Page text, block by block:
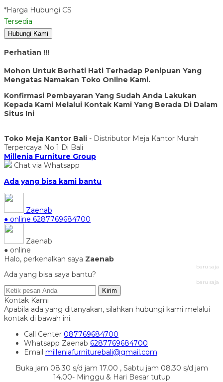
*Harga Hubungi CS
Tersedia
Hubungi Kami
Perhatian !!!
Mohon Untuk Berhati Hati Terhadap Penipuan Yang
Mengatas Namakan Toko Online Kami.
Konfirmasi Pembayaran Yang Sudah Anda Lakukan
Kepada Kami Melalui Kontak Kami Yang Berada Di Dalam
Situs Ini
Toko Meja Kantor Bali - Distributor Meja Kantor Murah
Terpercaya No 1 Di Bali
Millenia Furniture Group
Chat via Whatsapp
Ada yang bisa kami bantu
Zaenab
● online 6287769684700
Zaenab
● online
Halo, perkenalkan saya Zaenab
baru saja
Ada yang bisa saya bantu?
baru saja
Kirim
Kontak Kami
Apabila ada yang ditanyakan, silahkan hubungi kami melalui
kontak di bawah ini.
Call Center 087769684700
Whatsapp Zaenab 6287769684700
Email milleniafurniturebali@gmail.com
Buka jam 08.30 s/d jam 17.00 , Sabtu jam 08.30 s/d jam
14.00- Minggu & Hari Besar tutup